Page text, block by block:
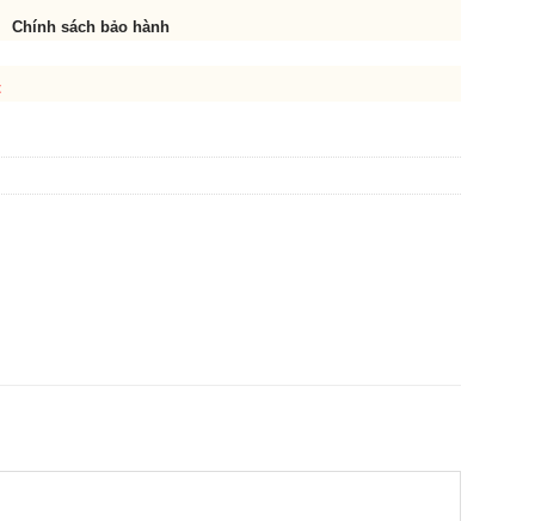
Chính sách bảo hành